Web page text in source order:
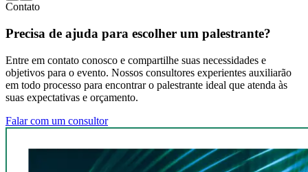
Contato
Precisa de ajuda para escolher um palestrante?
Entre em contato conosco e compartilhe suas necessidades e
objetivos para o evento. Nossos consultores experientes auxiliarão
em todo processo para encontrar o palestrante ideal que atenda às
suas expectativas e orçamento.
Falar com um consultor